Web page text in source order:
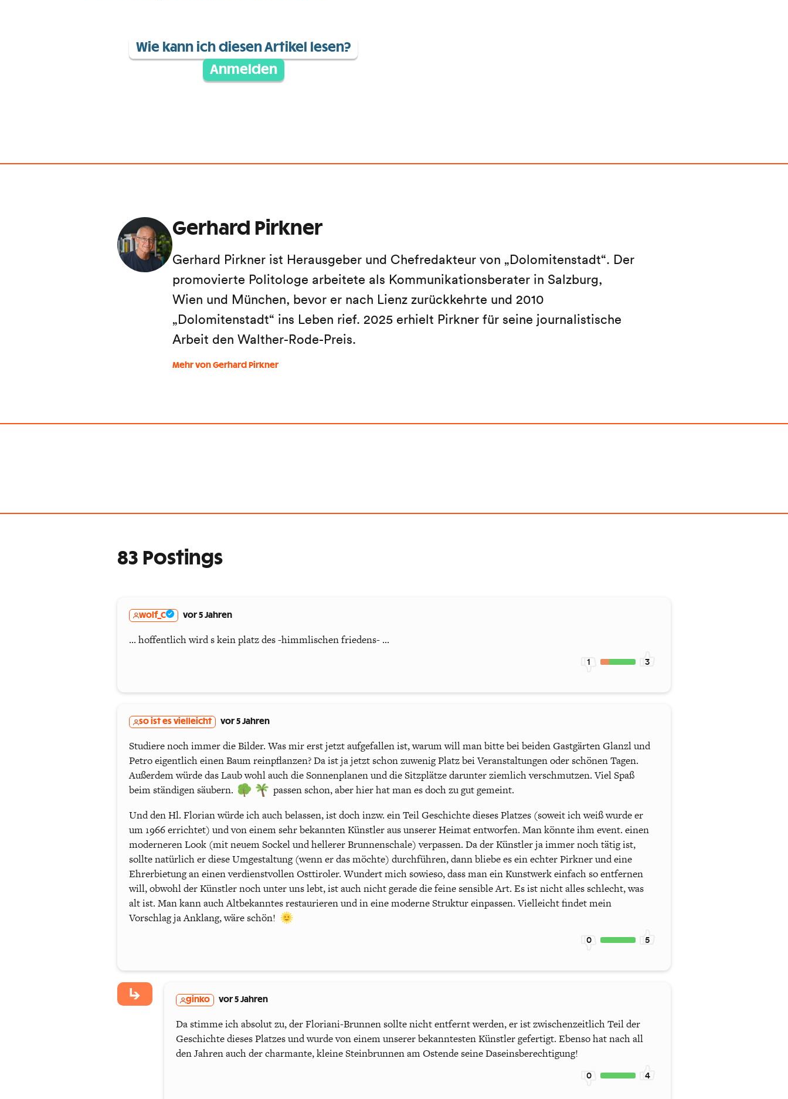
Wie kann ich diesen Artikel lesen?
Anmelden
Gerhard Pirkner
Gerhard Pirkner ist Herausgeber und Chefredakteur von „Dolomitenstadt“. Der
promovierte Politologe arbeitete als Kommunikationsberater in Salzburg,
Wien und München, bevor er nach Lienz zurückkehrte und 2010
„Dolomitenstadt“ ins Leben rief. 2025 erhielt Pirkner für seine journalistische
Arbeit den Walther-Rode-Preis.
Mehr von Gerhard Pirkner
83 Postings
wolf_C vor 5 Jahren
... hoffentlich wird s kein platz des -himmlischen friedens- ...
1 3
so ist es vielleicht vor 5 Jahren
Studiere noch immer die Bilder. Was mir erst jetzt aufgefallen ist, warum will man bitte bei beiden Gastgärten Glanzl und
Petro eigentlich einen Baum reinpflanzen? Da ist ja jetzt schon zuwenig Platz bei Veranstaltungen oder schönen Tagen.
Außerdem würde das Laub wohl auch die Sonnenplanen und die Sitzplätze darunter ziemlich verschmutzen. Viel Spaß
beim ständigen säubern.
passen schon, aber hier hat man es doch zu gut gemeint.
Und den Hl. Florian würde ich auch belassen, ist doch inzw. ein Teil Geschichte dieses Platzes (soweit ich weiß wurde er
um 1966 errichtet) und von einem sehr bekannten Künstler aus unserer Heimat entworfen. Man könnte ihm event. einen
moderneren Look (mit neuem Sockel und hellerer Brunnenschale) verpassen. Da der Künstler ja immer noch tätig ist,
sollte natürlich er diese Umgestaltung (wenn er das möchte) durchführen, dann bliebe es ein echter Pirkner und eine
Ehrerbietung an einen verdienstvollen Osttiroler. Wundert mich sowieso, dass man ein Kunstwerk einfach so entfernen
will, obwohl der Künstler noch unter uns lebt, ist auch nicht gerade die feine sensible Art. Es ist nicht alles schlecht, was
alt ist. Man kann auch Altbekanntes restaurieren und in eine moderne Struktur einpassen. Vielleicht findet mein
Vorschlag ja Anklang, wäre schön!
0 5
ginko vor 5 Jahren
Da stimme ich absolut zu, der Floriani-Brunnen sollte nicht entfernt werden, er ist zwischenzeitlich Teil der
Geschichte dieses Platzes und wurde von einem unserer bekanntesten Künstler gefertigt. Ebenso hat nach all
den Jahren auch der charmante, kleine Steinbrunnen am Ostende seine Daseinsberechtigung!
0 4